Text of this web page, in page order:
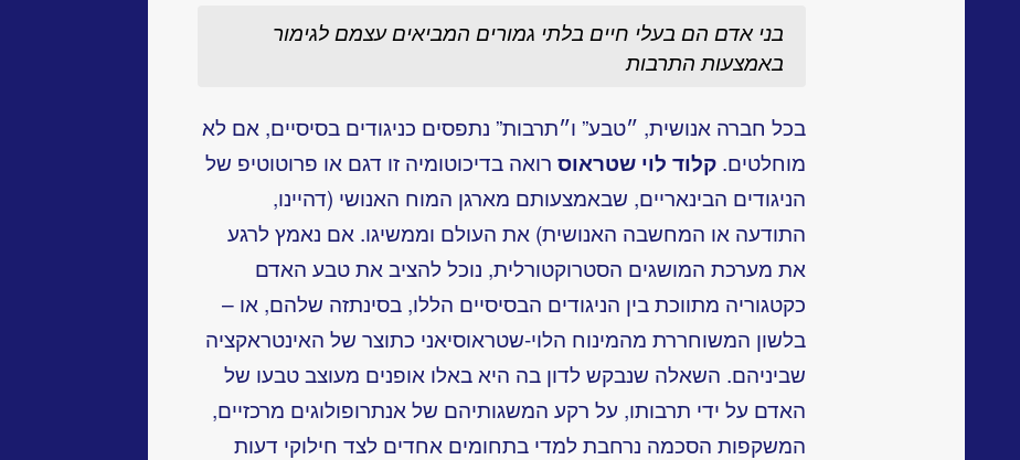
בני אדם הם בעלי חיים בלתי גמורים המביאים עצמם לגימור
באמצעות התרבות
בכל חברה אנושית, ״טבע” ו״תרבות” נתפסים כניגודים בסיסיים, אם לא
מוחלטים. קלוד לוי שטראוסרואה בדיכוטומיה זו דגם או פרוטוטיפ של
הניגודים הבינאריים, שבאמצעותם מארגן המוח האנושי (דהיינו,
התודעה או המחשבה האנושית) את העולם וממשיגו. אם נאמץ לרגע
את מערכת המושגים הסטרוקטורלית, נוכל להציב את טבע האדם
כקטגוריה מתווכת בין הניגודים הבסיסיים הללו, בסינתזה שלהם, או –
בלשון המשוחררת מהמינוח הלוי-שטראוסיאני כתוצר של האינטראקציה
שביניהם. השאלה שנבקש לדון בה היא באלו אופנים מעוצב טבעו של
האדם על ידי תרבותו, על רקע המשגותיהם של אנתרופולוגים מרכזיים,
המשקפות הסכמה נרחבת למדי בתחומים אחדים לצד חילוקי דעות